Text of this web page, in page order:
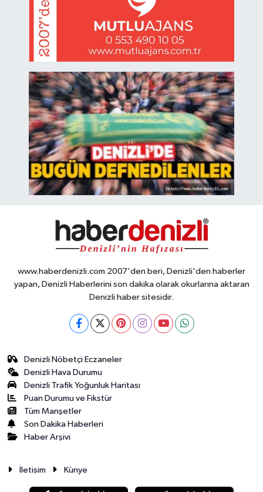
www.haberdenizli.com 2007'den beri, Denizli'den haberler
yapan, Denizli Haberlerini son dakika olarak okurlarına aktaran
Denizli haber sitesidir.
Denizli Nöbetçi Eczaneler
Denizli Hava Durumu
Denizli Trafik Yoğunluk Haritası
Puan Durumu ve Fikstür
Tüm Manşetler
Son Dakika Haberleri
Haber Arşivi
İletisim Künye